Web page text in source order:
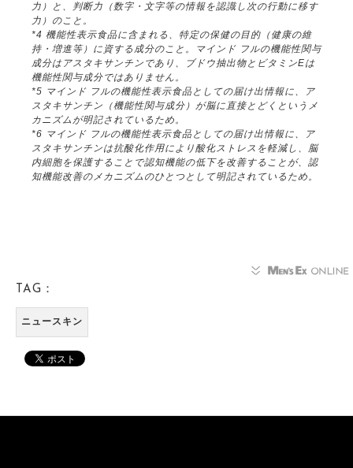
力）と、判断力（数字・文字等の情報を認識し次の行動に移す
力）のこと。
*4 機能性表示食品に含まれる、特定の保健の目的（健康の維
持・増進等）に資する成分のこと。マインド フルの機能性関与
成分はアスタキサンチンであり、ブドウ抽出物とビタミンEは
機能性関与成分ではありません。
*5 マインド フルの機能性表示食品としての届け出情報に、ア
スタキサンチン（機能性関与成分）が脳に直接とどくというメ
カニズムが明記されているため。
*6 マインド フルの機能性表示食品としての届け出情報に、ア
スタキサンチンは抗酸化作用により酸化ストレスを軽減し、脳
内細胞を保護することで認知機能の低下を改善することが、認
知機能改善のメカニズムのひとつとして明記されているため。
TAG：
ニュースキン